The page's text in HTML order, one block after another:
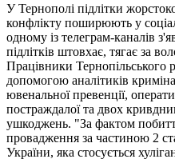
У Тернополі підлітки
конфлікту поширюють у
одному із телеграм-каналів
підлітків штовхає, тягає за
Працівники Тернопільського
допомогою аналітиків
ювенальної превенції,
постраждалої та двох
ушкоджень. "За фактом
провадження за частиною 2
України, яка стосується